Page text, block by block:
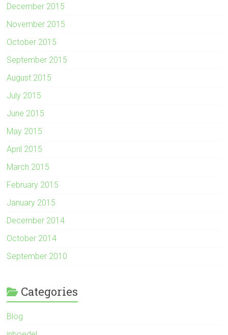
December 2015
November 2015
October 2015
September 2015
August 2015
July 2015
June 2015
May 2015
April 2015
March 2015
February 2015
January 2015
December 2014
October 2014
September 2010
Categories
Blog